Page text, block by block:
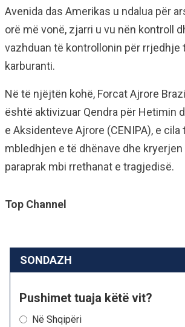
Avenida das Amerikas u ndalua për
orë më vonë, zjarri u vu nën kontroll
vazhduan të kontrollonin për rrjedhje
karburanti.
Në të njëjtën kohë, Forcat Ajrore
është aktivizuar Qendra për Hetimin
e Aksidenteve Ajrore (CENIPA), e
mbledhjen e të dhënave dhe
paraprak mbi rrethanat e tragjedisë.
Top Channel
SONDAZH
Pushimet tuaja këtë vit?
Në Shqipëri